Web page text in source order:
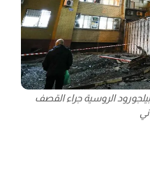
الروسية جراء القصف